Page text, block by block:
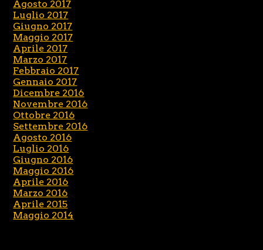
Agosto 2017
Luglio 2017
Giugno 2017
Maggio 2017
Aprile 2017
Marzo 2017
Febbraio 2017
Gennaio 2017
Dicembre 2016
Novembre 2016
Ottobre 2016
Settembre 2016
Agosto 2016
Luglio 2016
Giugno 2016
Maggio 2016
Aprile 2016
Marzo 2016
Aprile 2015
Maggio 2014